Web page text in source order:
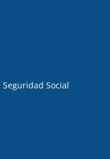
Social